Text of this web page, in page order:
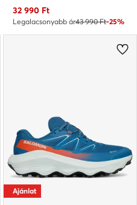
Aktuális ár
32 990 Ft
Legalacsonyabb ár43 990 Ft-25%
Ajánlat